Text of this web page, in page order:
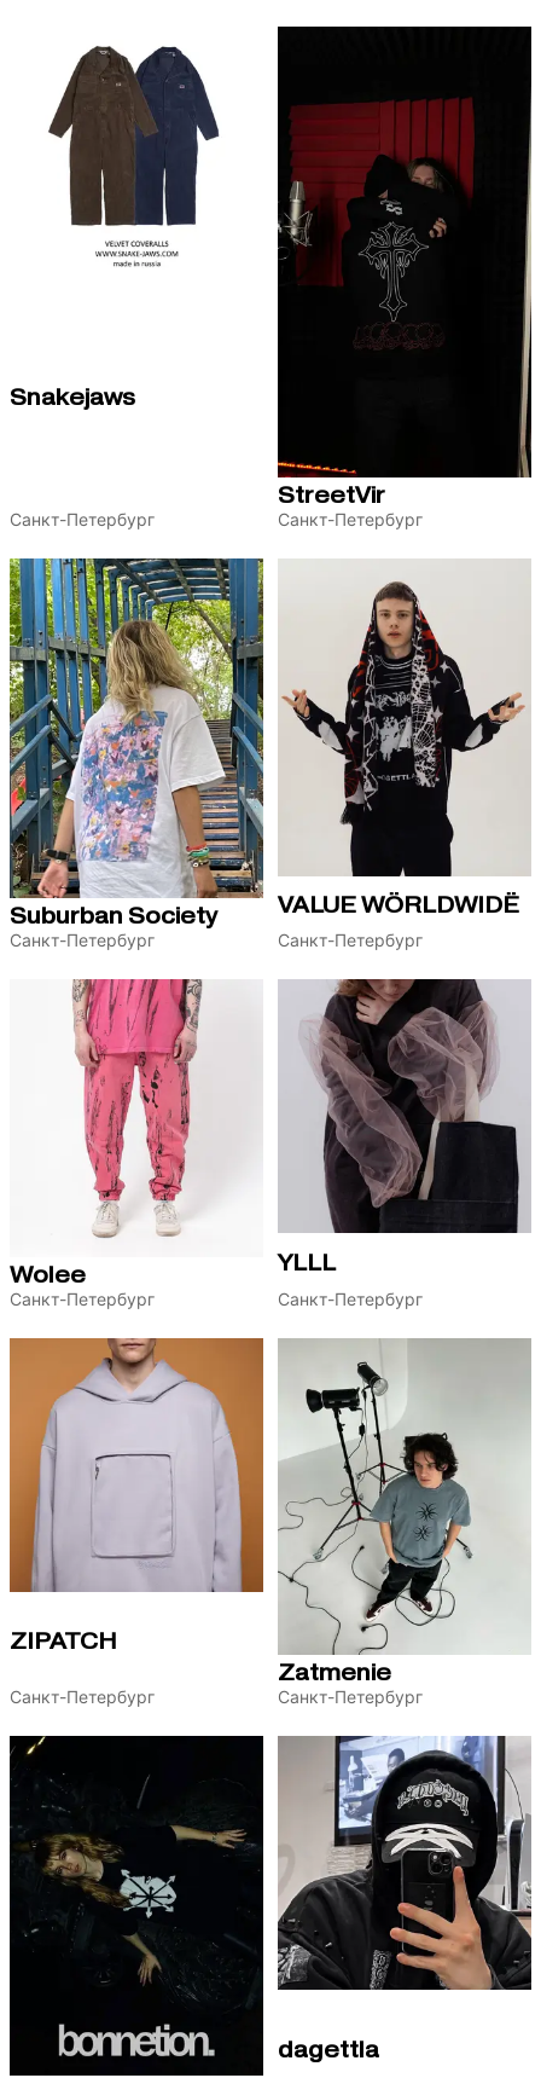
Snakejaws
Санкт-Петербург
StreetVir
Санкт-Петербург
Suburban Society
Санкт-Петербург
VALUE WÖRLDWIDË
Санкт-Петербург
Wolee
Санкт-Петербург
YLLL
Санкт-Петербург
ZIPATCH
Санкт-Петербург
Zatmenie
Санкт-Петербург
dagettla